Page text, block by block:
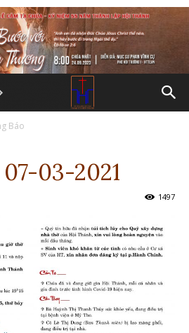
Báo
03-2021
1497